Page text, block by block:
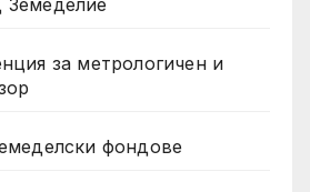
за метрологичен и
фондове